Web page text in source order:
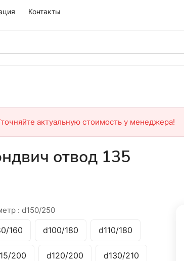
Контакты
актуальную стоимость у менеджера!
отвод 135
: d150/250
160 d100/180 d110/180
200 d120/200 d130/210